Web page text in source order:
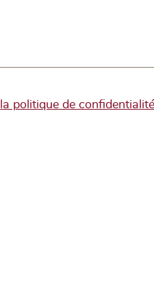
la politique de confidentialité